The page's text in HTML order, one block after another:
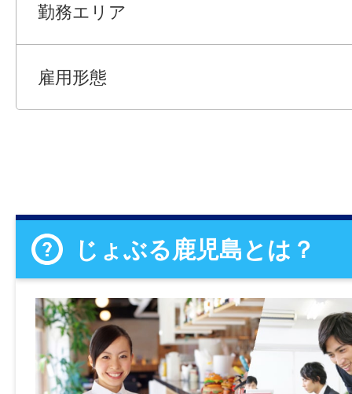
勤務エリア
雇用形態
じょぶる鹿児島とは？